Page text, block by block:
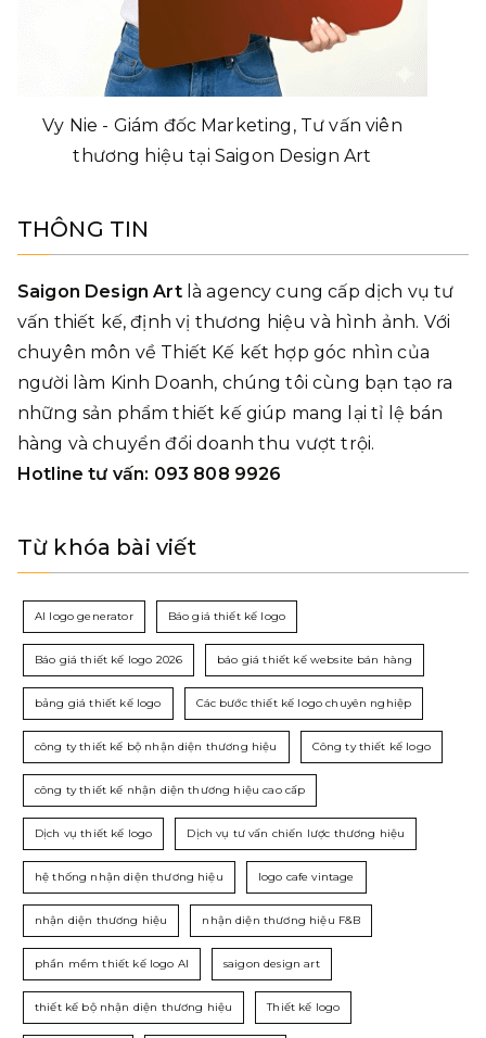
Vy Nie - Giám đốc Marketing, Tư vấn viên
thương hiệu tại Saigon Design Art
THÔNG TIN
Saigon Design Artlà agency cung cấp dịch vụ tư
vấn thiết kế, định vị thương hiệu và hình ảnh. Với
chuyên môn về Thiết Kế kết hợp góc nhìn của
người làm Kinh Doanh, chúng tôi cùng bạn tạo ra
những sản phẩm thiết kế giúp mang lại tỉ lệ bán
hàng và chuyển đổi doanh thu vượt trội.
Hotline tư vấn: 093 808 9926
Từ khóa bài viết
AI logo generator Báo giá thiết kế logo
Báo giá thiết kế logo 2026 báo giá thiết kế website bán hàng
bảng giá thiết kế logo Các bước thiết kế logo chuyên nghiệp
công ty thiết kế bộ nhận diện thương hiệu Công ty thiết kế logo
công ty thiết kế nhận diện thương hiệu cao cấp
Dịch vụ thiết kế logo Dịch vụ tư vấn chiến lược thương hiệu
hệ thống nhận diện thương hiệu logo cafe vintage
nhận diện thương hiệu nhận diện thương hiệu F&B
phần mềm thiết kế logo AI saigon design art
thiết kế bộ nhận diện thương hiệu Thiết kế logo